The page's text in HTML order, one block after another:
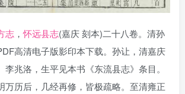
志 ，怀远县志(嘉庆 刻本)二十八卷。清孙
高清电子版影印本下载。孙让，清嘉庆
李兆洛，生平见本书《东流县志》条目。
万历后，几经再修，皆极疏略。至清雍正